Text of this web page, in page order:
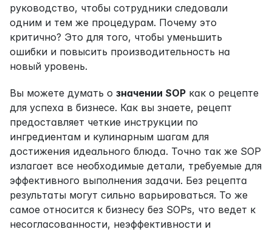
руководство, чтобы сотрудники следовали
одним и тем же процедурам. Почему это
критично? Это для того, чтобы уменьшить
ошибки и повысить производительность на
новый уровень.
Вы можете думать о значении SOP как о рецепте
для успеха в бизнесе. Как вы знаете, рецепт
предоставляет четкие инструкции по
ингредиентам и кулинарным шагам для
достижения идеального блюда. Точно так же SOP
излагает все необходимые детали, требуемые для
эффективного выполнения задачи. Без рецепта
результаты могут сильно варьироваться. То же
самое относится к бизнесу без SOPs, что ведет к
несогласованности, неэффективности и